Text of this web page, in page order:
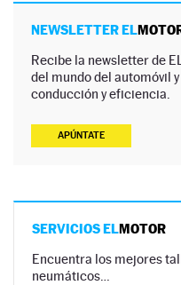
NEWSLETTER EL
Recibe la newsletter de
del mundo del automóvil
conducción y eficiencia.
APÚNTATE
SERVICIOS ELMOTOR
Encuentra los mejores
neumáticos…